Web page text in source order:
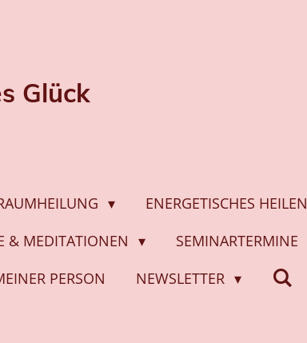
Glück
ENERGETISCHES HEILEN
& MEDITATIONEN
SEMINARTERMINE
PERSON NEWSLETTER